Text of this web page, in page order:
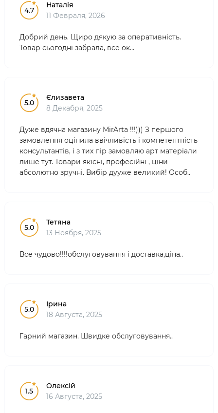
4.7
Наталія
11 Февраля, 2026
Добрий день. Щиро дякую за оперативність.
Товар сьогодні забрала, все ок...
5.0
Єлизавета
8 Декабря, 2025
Дуже вдячна магазину MirArta !!!))) З першого
замовлення оцінила ввічливість і компетентність
консультантів, і з тих пір замовляю арт матеріали
лише тут. Товари якісні, професійні , ціни
абсолютно зручні. Вибір дууже великий! Особ..
5.0
Тетяна
13 Ноября, 2025
Все чудово!!!!обслуговування і доставка,ціна..
5.0
Ірина
18 Августа, 2025
Гарний магазин. Швидке обслуговування..
1.5
Олексій
16 Августа, 2025